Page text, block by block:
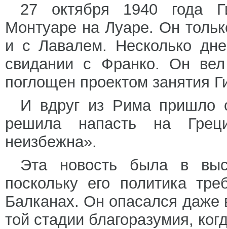
27 октября 1940 года
Монтуаре на Луаре. Он
и с Лавалем. Несколько
свидании с Франко. Он
поглощен проектом занятия
И вдруг из Рима пришло
решила напасть на
неизбежна».
Эта новость была в
поскольку его политика
Балканах. Он опасался
той стадии благоразумия,